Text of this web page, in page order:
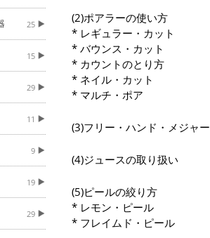
25
15
29
11
9
19
29
(2)ポアラーの使い方
* レギュラー・カット
* バウンス・カット
* カウントのとり方
* ネイル・カット
* マルチ・ポア
(3)フリー・ハンド・メジャー
(4)ジュースの取り扱い
(5)ピールの絞り方
* レモン・ピール
* フレイムド・ピール